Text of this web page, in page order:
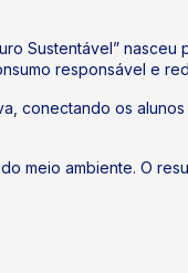
Sustentável”
responsável e
conectando os
meio ambiente. O